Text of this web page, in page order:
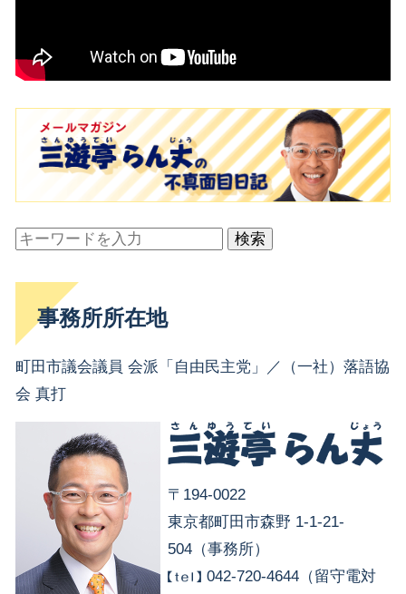
検索
事務所所在地
町田市議会議員 会派「自由民主党」／（一社）落語協
会 真打
〒194-0022
東京都町田市森野 1-1-21-
504（事務所）
042-720-4644（留守電対